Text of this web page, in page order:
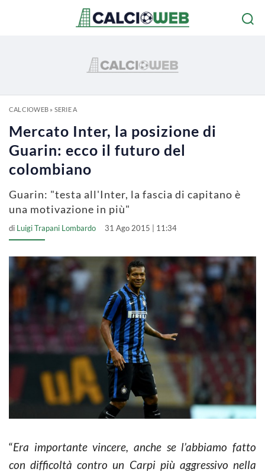
CALCIOWEB» SERIE A
Mercato Inter, la posizione di
Guarin: ecco il futuro del
colombiano
Guarin: "testa all'Inter, la fascia di capitano è
una motivazione in più"
di Luigi Trapani Lombardo 31 Ago 2015 | 11:34
“Era importante vincere, anche se l’abbiamo fatto
con difficoltà contro un Carpi più aggressivo nella